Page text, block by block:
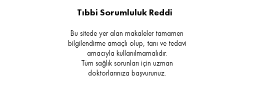
Bu sitede yer alan makaleler tamamen
bilgilendirme amaçlı olup, tanı ve tedavi
amacıyla kullanılmamalıdır.
Tüm sağlık sorunları için uzman
doktorlarınıza başvurunuz.
Tıbbi Sorumluluk Reddi